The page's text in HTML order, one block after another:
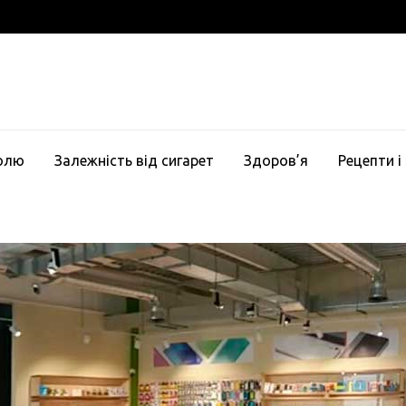
Залежність від сигарет Здоров’я Рецепти